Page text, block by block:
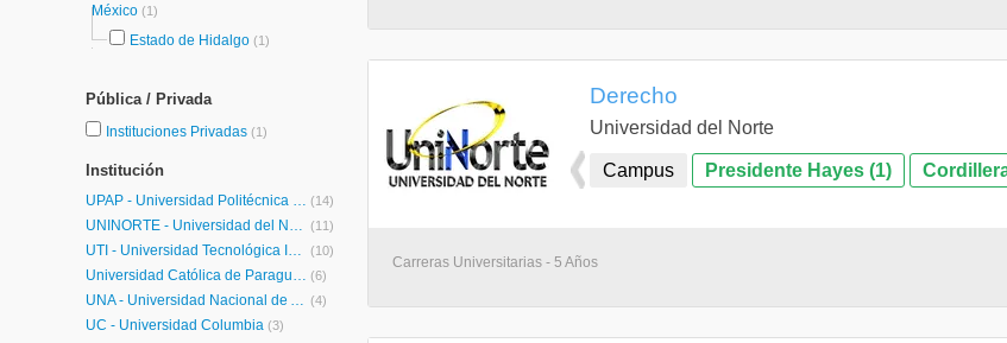
México (1)
Estado de Hidalgo (1)
Pública / Privada
Instituciones Privadas (1)
Institución
UPAP - Universidad Politécnica y Artística del Paraguay (14)
UNINORTE - Universidad del Norte (11)
UTI - Universidad Tecnológica Intercontinental (10)
Universidad Católica de Paraguay (6)
UNA - Universidad Nacional de Asunción (4)
UC - Universidad Columbia (3)
Derecho
Universidad del Norte
Campus Presidente Hayes (1)
Carreras Universitarias - 5 Años